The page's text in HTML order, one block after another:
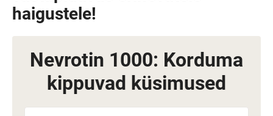
haigustele!
Nevrotin 1000: Korduma
kippuvad küsimused